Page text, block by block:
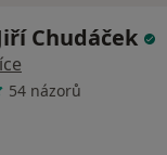
Chudáček
54 názorů